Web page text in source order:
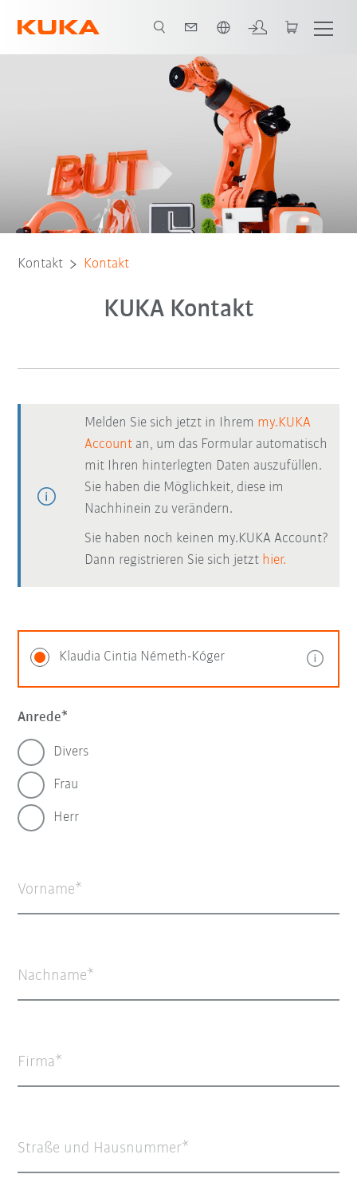
Kontakt Kontakt
KUKA Kontakt
Melden Sie sich jetzt in Ihrem my.KUKA
Account an, um das Formular automatisch
mit Ihren hinterlegten Daten auszufüllen.
Sie haben die Möglichkeit, diese im
Nachhinein zu verändern.
Sie haben noch keinen my.KUKA Account?
Dann registrieren Sie sich jetzt hier.
Klaudia Cintia Németh-Kóger
Anrede
Divers
Frau
Herr
Vorname
Nachname
Firma
Straße und Hausnummer